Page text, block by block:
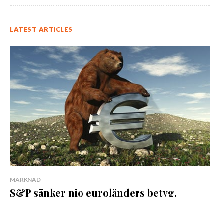
LATEST ARTICLES
MARKNAD
S&P sänker nio euroländers betyg,